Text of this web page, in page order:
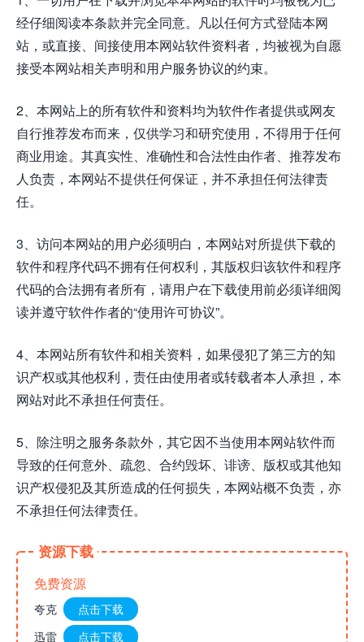
经仔细阅读本条款并完全同意。凡以任何方式登陆本网
站，或直接、间接使用本网站软件资料者，均被视为自愿
接受本网站相关声明和用户服务协议的约束。
2、本网站上的所有软件和资料均为软件作者提供或网友
自行推荐发布而来，仅供学习和研究使用，不得用于任何
商业用途。其真实性、准确性和合法性由作者、推荐发布
人负责，本网站不提供任何保证，并不承担任何法律责
任。
3、访问本网站的用户必须明白，本网站对所提供下载的
软件和程序代码不拥有任何权利，其版权归该软件和程序
代码的合法拥有者所有，请用户在下载使用前必须详细阅
读并遵守软件作者的“使用许可协议”。
4、本网站所有软件和相关资料，如果侵犯了第三方的知
识产权或其他权利，责任由使用者或转载者本人承担，本
网站对此不承担任何责任。
5、除注明之服务条款外，其它因不当使用本网站软件而
导致的任何意外、疏忽、合约毁坏、诽谤、版权或其他知
识产权侵犯及其所造成的任何损失，本网站概不负责，亦
不承担任何法律责任。
资源下载
免费资源
夸克
点击下载
迅雷
点击下载